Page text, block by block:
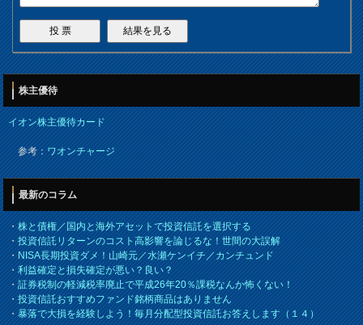
株主優待
イオン株主優待カード
参考：ワオンチャージ
最新のコラム
・株と債権／国内と海外アセットで投資信託を選択する
・投資信託リターンのコスト高影響を論じるな！世間の大誤解
・NISA長期投資ダメ！山崎元／水瀬ケンイチ／カンチュンド
・利益確定と損失確定が悪い？良い？
・証券税制の軽減税率廃止で平成26年20％課税なんか怖くない！
・投資信託おすすめファンド銘柄商品はありません
・暴落で大損を経験しよう！毎月分配型投資信託お答えします（１４）